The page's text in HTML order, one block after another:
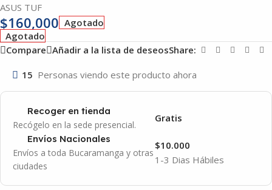
ASUS TUF
$160,000 Agotado
Agotado
Compare Añadir a la lista de deseosShare:
15 Personas viendo este producto ahora
Recoger en tienda
Recógelo en la sede presencial.
Gratis
Envíos Nacionales
Envíos a toda Bucaramanga y otras
ciudades
1-3 Dias Hábiles
$10.000